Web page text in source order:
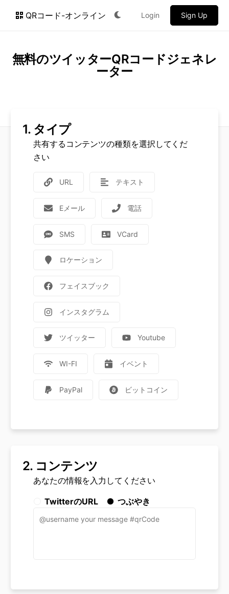
QRコード-オンライン Login Sign Up
無料のツイッターQRコードジェネレ
ーター
1. タイプ
共有するコンテンツの種類を選択してくだ
さい
URL テキスト
Eメール 電話
SMS VCard
ロケーション
フェイスブック
インスタグラム
ツイッター Youtube
WI-FI イベント
PayPal ビットコイン
2. コンテンツ
あなたの情報を入力してください
TwitterのURL つぶやき